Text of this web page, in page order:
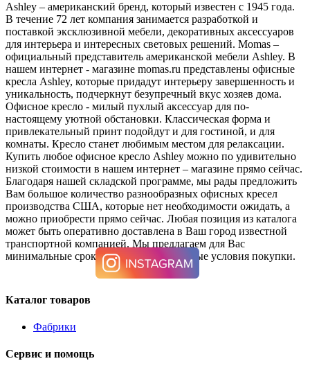
Ashley – американский бренд, который известен с 1945 года.
В течение 72 лет компания занимается разработкой и
поставкой эксклюзивной мебели, декоративных аксессуаров
для интерьера и интересных световых решений. Momas –
официальный представитель американской мебели Ashley. В
нашем интернет - магазине momas.ru представлены офисные
кресла Ashley, которые придадут интерьеру завершенность и
уникальность, подчеркнут безупречный вкус хозяев дома.
Офисное кресло - милый пухлый аксессуар для по-
настоящему уютной обстановки. Классическая форма и
привлекательный принт подойдут и для гостиной, и для
комнаты. Кресло станет любимым местом для релаксации.
Купить любое офисное кресло Ashley можно по удивительно
низкой стоимости в нашем интернет – магазине прямо сейчас.
Благодаря нашей складской программе, мы рады предложить
Вам большое количество разнообразных офисных кресел
производства США, которые нет необходимости ожидать, а
можно приобрести прямо сейчас. Любая позиция из каталога
может быть оперативно доставлена в Ваш город известной
транспортной компанией. Мы предлагаем для Вас
минимальные сроки поставки и выгодные условия покупки.
Каталог товаров
Фабрики
Сервис и помощь